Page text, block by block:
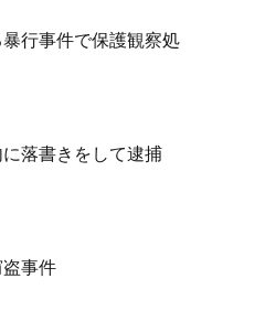
ベンジポルノ
違反
、淫行条例、児童福祉法違反）
交等罪，準強制性交等罪），
いせつ，準強制わいせつ）
物頒布等罪，淫行勧誘罪
ノ
故
事件
い
行事件で保護観察処
落書きをして逮捕
事件